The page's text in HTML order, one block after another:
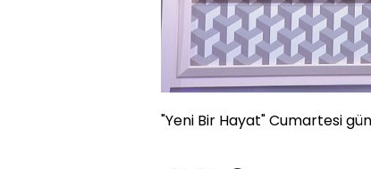
"Yeni Bir Hayat" Cumartesi